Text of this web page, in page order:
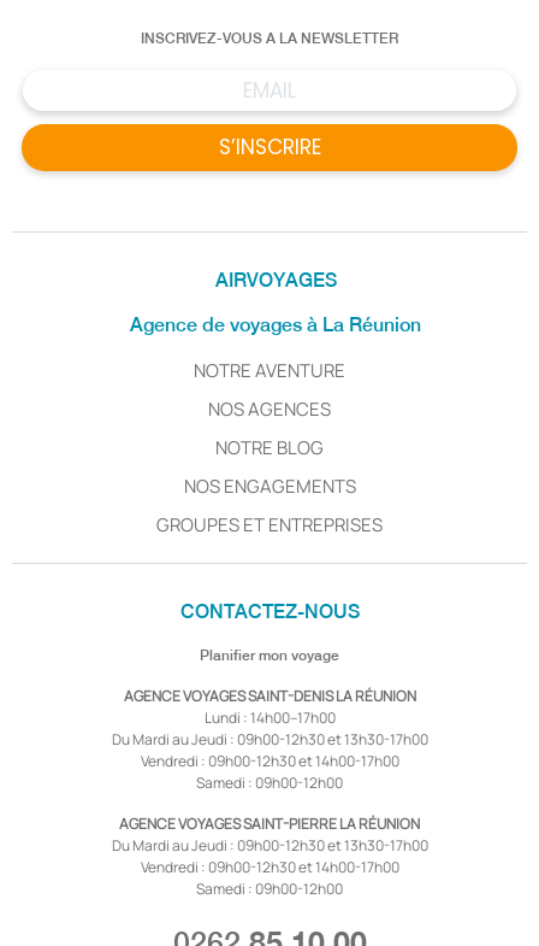
AIRVOYAGES
Agence de voyages à La Réunion
NOTRE AVENTURE
NOS AGENCES
NOTRE BLOG
NOS ENGAGEMENTS
GROUPES ET ENTREPRISES
INSCRIVEZ-VOUS A LA NEWSLETTER
S’INSCRIRE
CONTACTEZ-NOUS
Planifier mon voyage
AGENCE VOYAGES SAINT-DENIS LA RÉUNION
Lundi : 14h00–17h00
Du Mardi au Jeudi : 09h00-12h30 et 13h30-17h00
Vendredi : 09h00-12h30 et 14h00-17h00
Samedi : 09h00-12h00
AGENCE VOYAGES SAINT-PIERRE LA RÉUNION
Du Mardi au Jeudi : 09h00-12h30 et 13h30-17h00
Vendredi : 09h00-12h30 et 14h00-17h00
Samedi : 09h00-12h00